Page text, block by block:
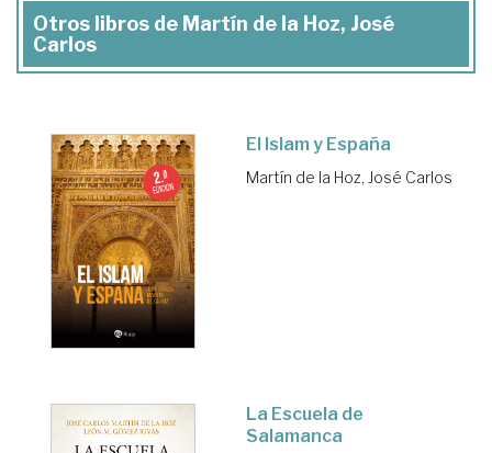
Otros libros de Martín de la Hoz, José
Carlos
El Islam y España
Martín de la Hoz, José Carlos
La Escuela de
Salamanca